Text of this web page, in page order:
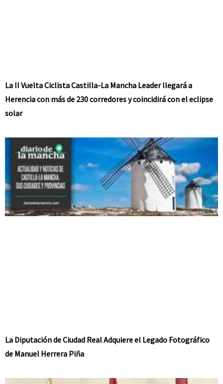
La II Vuelta Ciclista Castilla-La Mancha Leader llegará a
Herencia con más de 230 corredores y coincidirá con el eclipse
solar
La Diputación de Ciudad Real Adquiere el Legado Fotográfico
de Manuel Herrera Piña